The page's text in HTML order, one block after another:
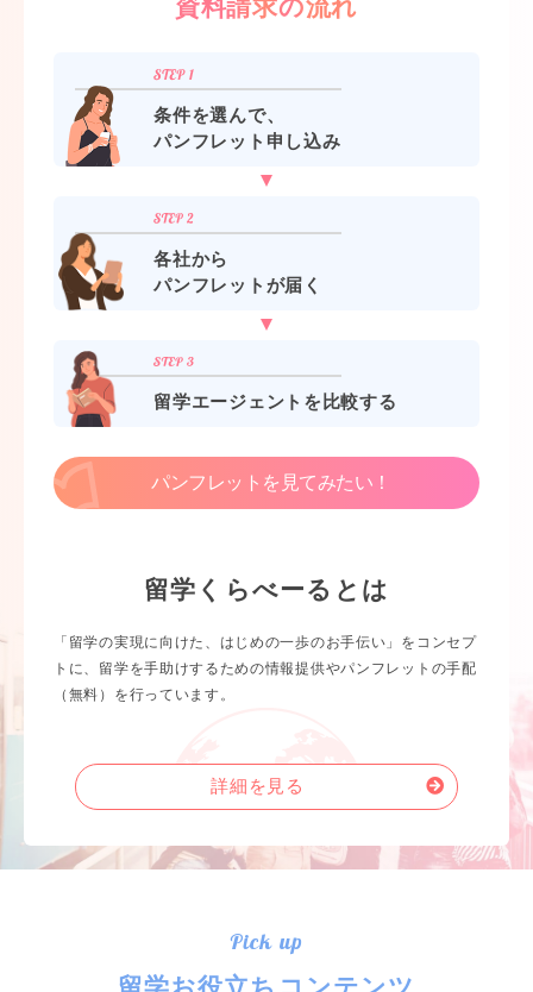
資料請求の流れ
条件を選んで、
パンフレット申し込み
各社から
パンフレットが届く
留学エージェントを比較する
パンフレットを見てみたい！
留学くらべーるとは
「留学の実現に向けた、はじめの一歩のお手伝い」をコンセプ
トに、留学を手助けするための情報提供やパンフレットの手配
（無料）を行っています。
詳細を見る
Pick up